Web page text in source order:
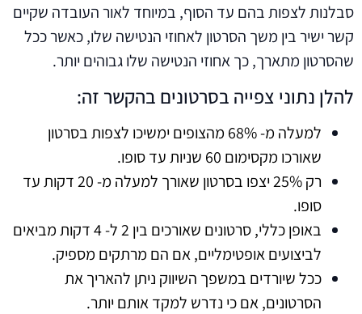
סבלנות לצפות בהם עד הסוף, במיוחד לאור העובדה שקיים
קשר ישיר בין משך הסרטון לאחוזי הנטישה שלו, כאשר ככל
שהסרטון מתארך, כך אחוזי הנטישה שלו גבוהים יותר.
להלן נתוני צפייה בסרטונים בהקשר זה:
למעלה מ- 68% מהצופים ימשיכו לצפות בסרטון
שאורכו מקסימום 60 שניות עד סופו.
רק 25% יצפו בסרטון שאורך למעלה מ- 20 דקות עד
סופו.
באופן כללי, סרטונים שאורכים בין 2 ל- 4 דקות מביאים
לביצועים אופטימליים, אם הם מרתקים מספיק.
ככל שיורדים במשפך השיווק ניתן להאריך את
הסרטונים, אם כי נדרש למקד אותם יותר.